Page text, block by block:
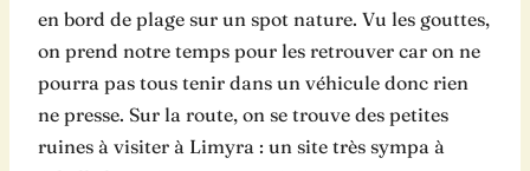
en bord de plage sur un spot nature. Vu les gouttes,
on prend notre temps pour les retrouver car on ne
pourra pas tous tenir dans un véhicule donc rien
ne presse. Sur la route, on se trouve des petites
ruines à visiter à Limyra : un site très sympa à